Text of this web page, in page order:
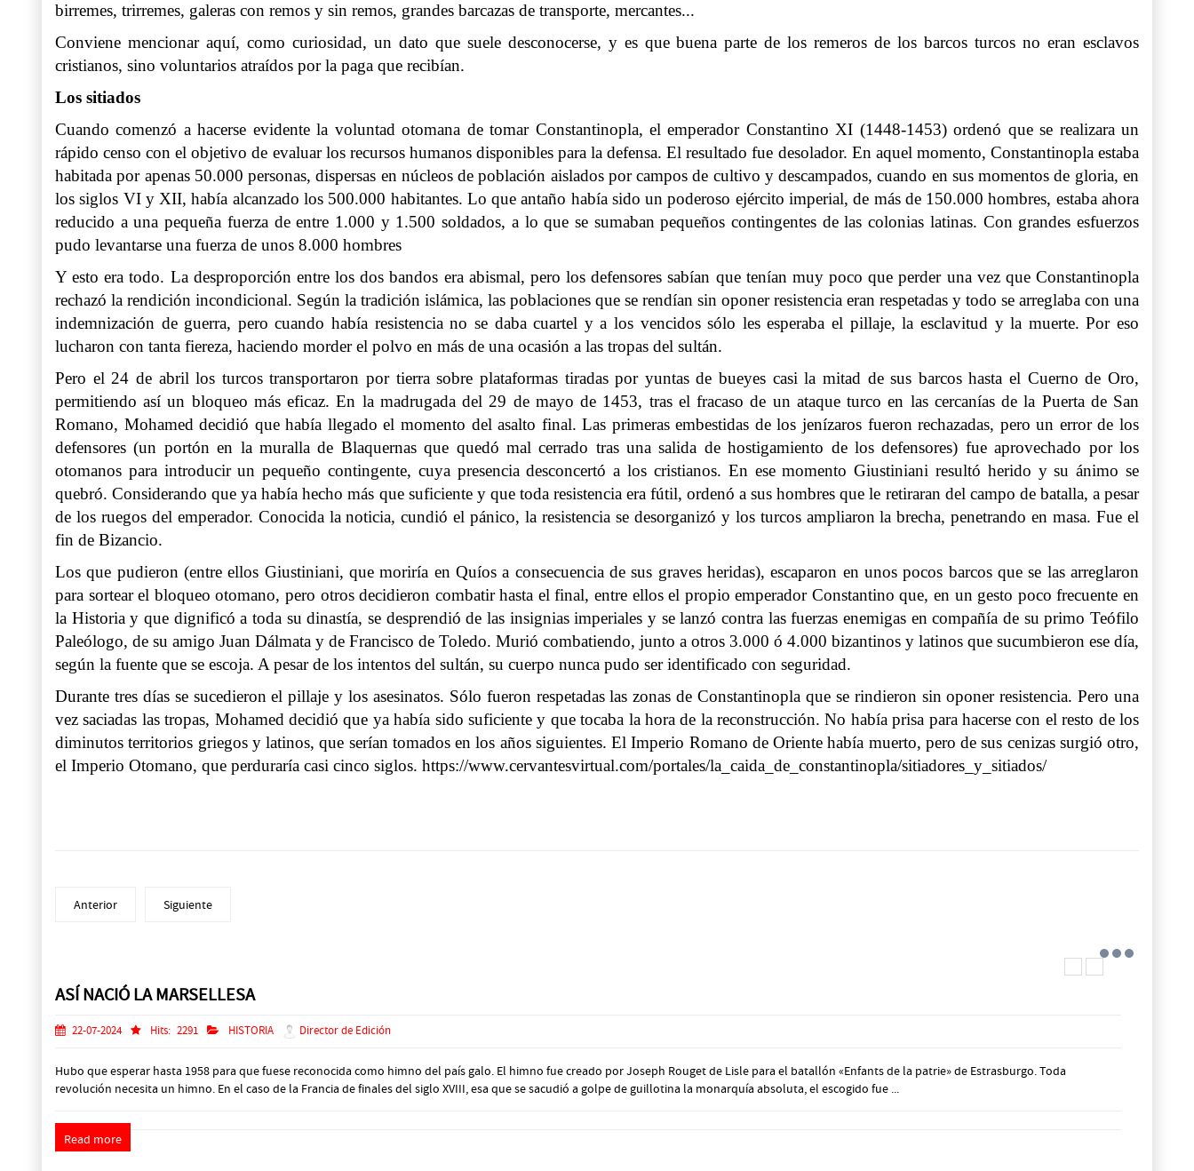
birremes, trirremes, galeras con remos y sin remos, grandes barcazas de transporte, mercantes...
Conviene mencionar aquí, como curiosidad, un dato que suele desconocerse, y es que buena parte de los remeros de los barcos turcos no eran esclavos
cristianos, sino voluntarios atraídos por la paga que recibían.
Los sitiados
Cuando comenzó a hacerse evidente la voluntad otomana de tomar Constantinopla, el emperador Constantino XI (1448-1453) ordenó que se realizara un
rápido censo con el objetivo de evaluar los recursos humanos disponibles para la defensa. El resultado fue desolador. En aquel momento, Constantinopla estaba
habitada por apenas 50.000 personas, dispersas en núcleos de población aislados por campos de cultivo y descampados, cuando en sus momentos de gloria, en
los siglos VI y XII, había alcanzado los 500.000 habitantes. Lo que antaño había sido un poderoso ejército imperial, de más de 150.000 hombres, estaba ahora
reducido a una pequeña fuerza de entre 1.000 y 1.500 soldados, a lo que se sumaban pequeños contingentes de las colonias latinas. Con grandes esfuerzos
pudo levantarse una fuerza de unos 8.000 hombres
Y esto era todo. La desproporción entre los dos bandos era abismal, pero los defensores sabían que tenían muy poco que perder una vez que Constantinopla
rechazó la rendición incondicional. Según la tradición islámica, las poblaciones que se rendían sin oponer resistencia eran respetadas y todo se arreglaba con una
indemnización de guerra, pero cuando había resistencia no se daba cuartel y a los vencidos sólo les esperaba el pillaje, la esclavitud y la muerte. Por eso
lucharon con tanta fiereza, haciendo morder el polvo en más de una ocasión a las tropas del sultán.
Pero el 24 de abril los turcos transportaron por tierra sobre plataformas tiradas por yuntas de bueyes casi la mitad de sus barcos hasta el Cuerno de Oro,
permitiendo así un bloqueo más eficaz. En la madrugada del 29 de mayo de 1453, tras el fracaso de un ataque turco en las cercanías de la Puerta de San
Romano, Mohamed decidió que había llegado el momento del asalto final. Las primeras embestidas de los jenízaros fueron rechazadas, pero un error de los
defensores (un portón en la muralla de Blaquernas que quedó mal cerrado tras una salida de hostigamiento de los defensores) fue aprovechado por los
otomanos para introducir un pequeño contingente, cuya presencia desconcertó a los cristianos. En ese momento Giustiniani resultó herido y su ánimo se
quebró. Considerando que ya había hecho más que suficiente y que toda resistencia era fútil, ordenó a sus hombres que le retiraran del campo de batalla, a pesar
de los ruegos del emperador. Conocida la noticia, cundió el pánico, la resistencia se desorganizó y los turcos ampliaron la brecha, penetrando en masa. Fue el
fin de Bizancio.
Los que pudieron (entre ellos Giustiniani, que moriría en Quíos a consecuencia de sus graves heridas), escaparon en unos pocos barcos que se las arreglaron
para sortear el bloqueo otomano, pero otros decidieron combatir hasta el final, entre ellos el propio emperador Constantino que, en un gesto poco frecuente en
la Historia y que dignificó a toda su dinastía, se desprendió de las insignias imperiales y se lanzó contra las fuerzas enemigas en compañía de su primo Teófilo
Paleólogo, de su amigo Juan Dálmata y de Francisco de Toledo. Murió combatiendo, junto a otros 3.000 ó 4.000 bizantinos y latinos que sucumbieron ese día,
según la fuente que se escoja. A pesar de los intentos del sultán, su cuerpo nunca pudo ser identificado con seguridad.
Durante tres días se sucedieron el pillaje y los asesinatos. Sólo fueron respetadas las zonas de Constantinopla que se rindieron sin oponer resistencia. Pero una
vez saciadas las tropas, Mohamed decidió que ya había sido suficiente y que tocaba la hora de la reconstrucción. No había prisa para hacerse con el resto de los
diminutos territorios griegos y latinos, que serían tomados en los años siguientes. El Imperio Romano de Oriente había muerto, pero de sus cenizas surgió otro,
el Imperio Otomano, que perduraría casi cinco siglos. https://www.cervantesvirtual.com/portales/la_caida_de_constantinopla/sitiadores_y_sitiados/
Anterior Siguiente
ASÍ NACIÓ LA MARSELLESA
22-07-2024 Hits: 2291 HISTORIA Director de Edición
Hubo que esperar hasta 1958 para que fuese reconocida como himno del país galo. El himno fue creado por Joseph Rouget de Lisle para el batallón «Enfants de la patrie» de Estrasburgo. Toda
revolución necesita un himno. En el caso de la Francia de finales del siglo XVIII, esa que se sacudió a golpe de guillotina la monarquía absoluta, el escogido fue ...
Read more